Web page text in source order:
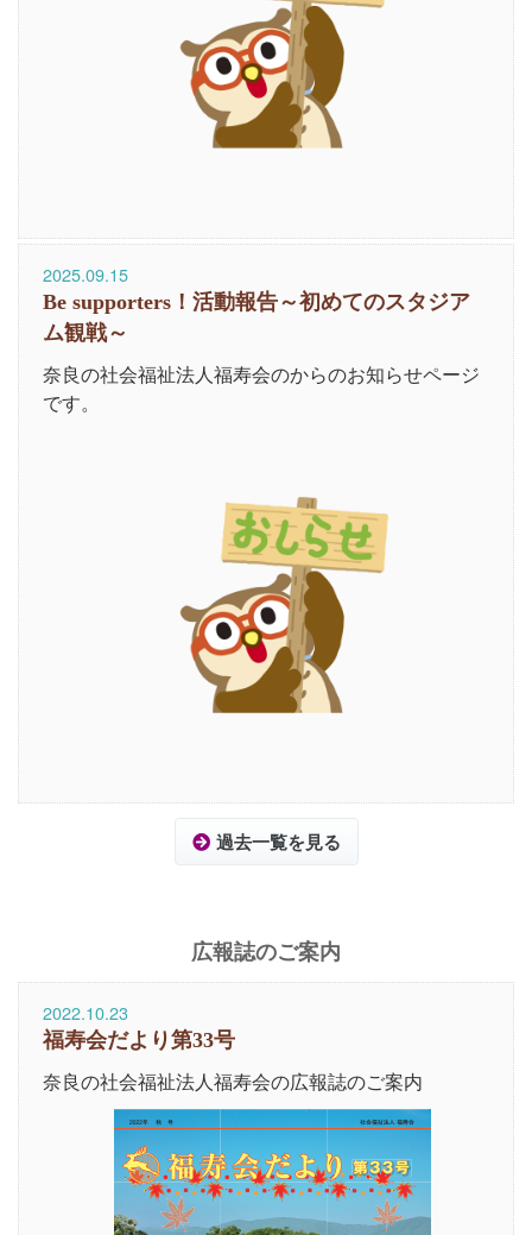
2025.09.15
Be supporters！活動報告～初めてのスタジア
ム観戦～
奈良の社会福祉法人福寿会のからのお知らせページ
です。
過去一覧を見る
広報誌のご案内
2022.10.23
福寿会だより第33号
奈良の社会福祉法人福寿会の広報誌のご案内